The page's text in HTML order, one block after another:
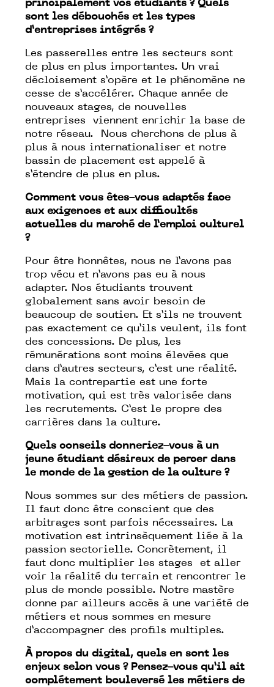
principalement vos étudiants ? Quels
sont les débouchés et les types
d’entreprises intégrés ?
Les passerelles entre les secteurs sont
de plus en plus importantes. Un vrai
décloisement s’opère et le phénomène ne
cesse de s’accélérer. Chaque année de
nouveaux stages, de nouvelles
entreprises viennent enrichir la base de
notre réseau. Nous cherchons de plus à
plus à nous internationaliser et notre
bassin de placement est appelé à
s’étendre de plus en plus.
Comment vous êtes-vous adaptés face
aux exigences et aux difficultés
actuelles du marché de l’emploi culturel
?
Pour être honnêtes, nous ne l’avons pas
trop vécu et n’avons pas eu à nous
adapter. Nos étudiants trouvent
globalement sans avoir besoin de
beaucoup de soutien. Et s’ils ne trouvent
pas exactement ce qu’ils veulent, ils font
des concessions. De plus, les
rémunérations sont moins élevées que
dans d’autres secteurs, c’est une réalité.
Mais la contrepartie est une forte
motivation, qui est très valorisée dans
les recrutements. C’est le propre des
carrières dans la culture.
Quels conseils donneriez-vous à un
jeune étudiant désireux de percer dans
le monde de la gestion de la culture ?
Nous sommes sur des métiers de passion.
Il faut donc être conscient que des
arbitrages sont parfois nécessaires. La
motivation est intrinsèquement liée à la
passion sectorielle. Concrètement, il
faut donc multiplier les stages et aller
voir la réalité du terrain et rencontrer le
plus de monde possible. Notre mastère
donne par ailleurs accès à une variété de
métiers et nous sommes en mesure
d’accompagner des profils multiples.
À propos du digital, quels en sont les
enjeux selon vous ? Pensez-vous qu’il ait
complétement bouleversé les métiers de